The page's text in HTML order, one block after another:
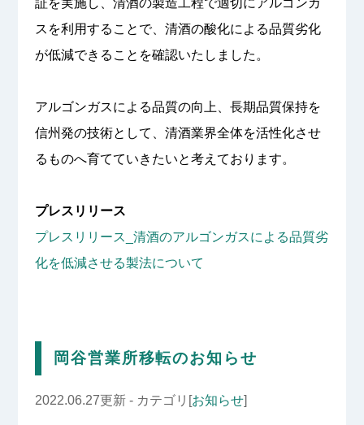
スを利用することで、清酒の酸化による品質劣化
が低減できることを確認いたしました。
アルゴンガスによる品質の向上、⻑期品質保持を
信州発の技術として、清酒業界全体を活性化させ
るものへ育てていきたいと考えております。
プレスリリース
プレスリリース_清酒のアルゴンガスによる品質劣
化を低減させる製法について
岡谷営業所移転のお知らせ
2022.06.27更新 - カテゴリ[お知らせ]